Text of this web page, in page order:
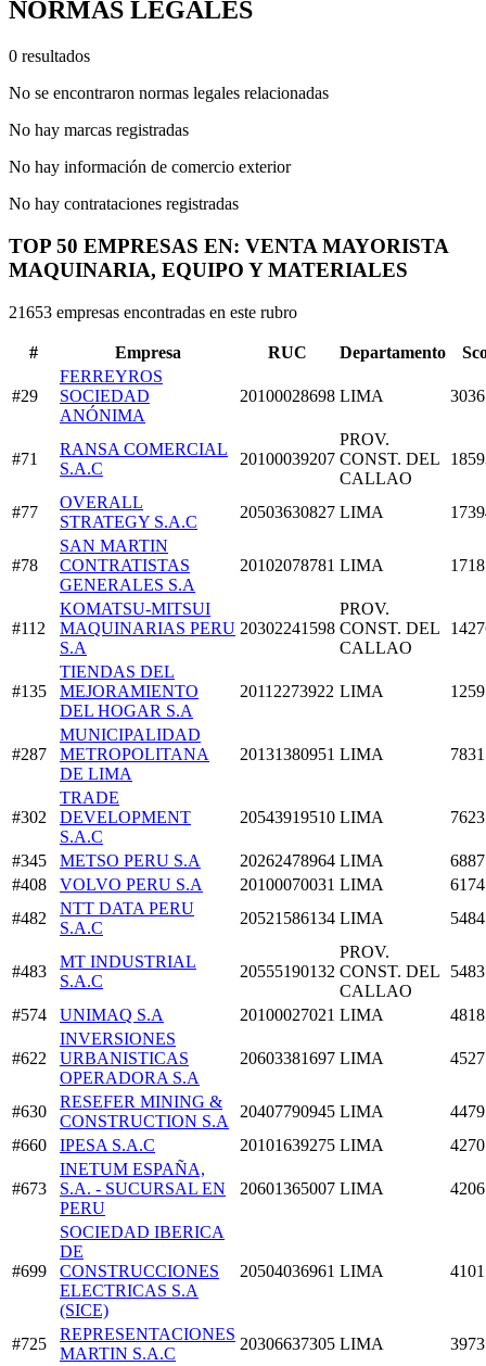
NORMAS LEGALES
0 resultados
No se encontraron normas legales relacionadas
No hay marcas registradas
No hay información de comercio exterior
No hay contrataciones registradas
TOP 50 EMPRESAS EN: VENTA MAYORISTA
MAQUINARIA, EQUIPO Y MATERIALES
21653 empresas encontradas en este rubro
# Empresa RUC Departamento
#29
FERREYROS
SOCIEDAD
ANÓNIMA
20100028698 LIMA
#71
RANSA COMERCIAL
S.A.C
20100039207
PROV.
CONST. DEL
CALLAO
#77
OVERALL
STRATEGY S.A.C
20503630827 LIMA
#78
SAN MARTIN
CONTRATISTAS
GENERALES S.A
20102078781 LIMA
#112
KOMATSU-MITSUI
MAQUINARIAS PERU
S.A
20302241598
PROV.
CONST. DEL
CALLAO
#135
TIENDAS DEL
MEJORAMIENTO
DEL HOGAR S.A
20112273922 LIMA
#287
MUNICIPALIDAD
METROPOLITANA
DE LIMA
20131380951 LIMA
#302
TRADE
DEVELOPMENT
S.A.C
20543919510 LIMA
#345 METSO PERU S.A 20262478964 LIMA
#408
VOLVO PERU S.A 20100070031 LIMA
#482
NTT DATA PERU
S.A.C
20521586134 LIMA
#483
MT INDUSTRIAL
S.A.C
20555190132
PROV.
CONST. DEL
CALLAO
#574 UNIMAQ S.A 20100027021 LIMA
#622
INVERSIONES
URBANISTICAS
OPERADORA S.A
20603381697 LIMA
#630
RESEFER MINING &
CONSTRUCTION S.A
20407790945 LIMA
#660
IPESA S.A.C 20101639275 LIMA
#673
INETUM ESPAÑA,
S.A. - SUCURSAL EN
PERU
20601365007 LIMA
#699
SOCIEDAD IBERICA
DE
CONSTRUCCIONES
ELECTRICAS S.A
(SICE)
20504036961 LIMA
#725
REPRESENTACIONES
MARTIN S.A.C
20306637305 LIMA